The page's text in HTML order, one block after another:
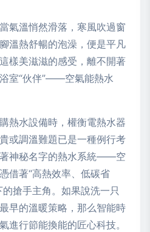
氣溫悄然滑落，寒風吹過窗
溫熱舒暢的泡澡，便是平凡
樣美滋滋的感受，離不開著
室“伙伴”——空氣能熱水
熱水設備時，權衡電熱水器
或調溫難題已是一種例行考
神秘名字的熱水系統——空
借著“高熱效率、低碳省
搶手主角。如果說洗一只
早的溫暖策略，那么智能時
進行節能換能的匠心科技。